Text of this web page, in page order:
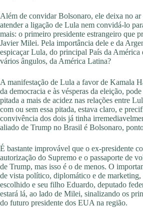
Além de convidar Bolsonaro, ele deixa no ar
atender a ligação de Lula nem convidá-lo
mais: o primeiro presidente estrangeiro que
Javier Milei. Pela importância dele e da
espicaçar Lula, do principal País da América
vários ângulos, da América Latina?
A manifestação de Lula a favor de Kamala
da democracia e às vésperas da eleição,
pitada a mais de acidez nas relações entre
com ou sem essa pitada, estava claro, e
convivência dos dois já tinha
aliado de Trump no Brasil é Bolsonaro,
É bastante improvável que o ex-presidente
autorização do Supremo e o passaporte de
de Trump, mas isso é o de menos. O
de vista político, diplomático e de marketing,
escolhido e seu filho Eduardo, deputado
estará lá, ao lado de Milei, sinalizando os
do futuro presidente dos EUA na região.